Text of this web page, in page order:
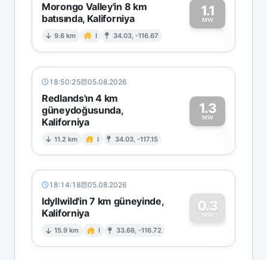
Morongo Valley'in 8 km
batısında, Kaliforniya
9.6 km I 34.03, -116.67
1.1
MW1
18:50:25 05.08.2026
Redlands'ın 4 km
güneydoğusunda,
Kaliforniya
11.2 km I 34.03, -117.15
1.3
MW
1
18:14:18 05.08.2026
Idyllwild'in 7 km güneyinde,
Kaliforniya
15.9 km I 33.68, -116.72
0.3
MW
0